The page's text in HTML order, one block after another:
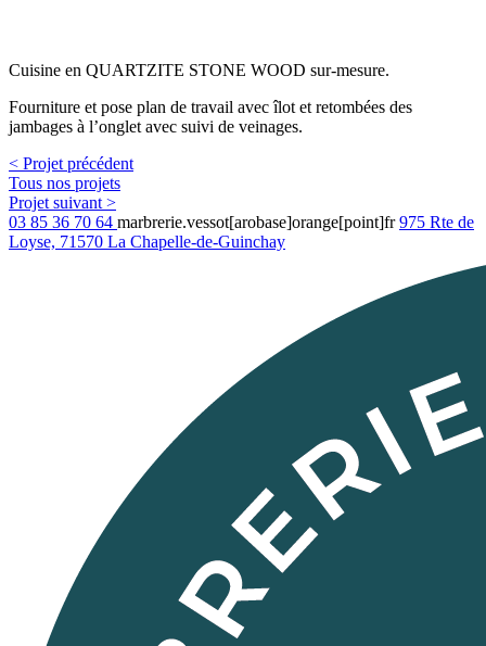
Cuisine en QUARTZITE STONE WOOD sur-mesure.
Fourniture et pose plan de travail avec îlot et retombées des
jambages à l’onglet avec suivi de veinages.
< Projet précédent
Tous nos projets
Projet suivant >
03 85 36 70 64 marbrerie.vessot[arobase]orange[point]fr975 Rte de
Loyse, 71570 La Chapelle-de-Guinchay